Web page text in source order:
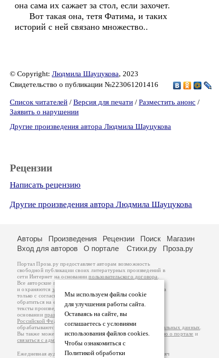
она сама их сажает за стол, если захочет.
Вот такая она, тетя Фатима, и таких
историй с ней связано множество..
© Copyright: Людмила Шауцукова, 2023
Свидетельство о публикации №223061201416
Список читателей / Версия для печати / Разместить анонс /
Заявить о нарушении
Другие произведения автора Людмила Шауцукова
Рецензии
Написать рецензию
Другие произведения автора Людмила Шауцукова
Мы используем файлы cookie
для улучшения работы сайта.
Оставаясь на сайте, вы
соглашаетесь с условиями
использования файлов cookies.
Чтобы ознакомиться с
Политикой обработки
Авторы Произведения Рецензии Поиск
Магазин
Вход для авторов
О портале Стихи.ру Проза.ру
Портал Проза.ру предоставляет авторам возможность
свободной публикации своих литературных произведений в
сети Интернет на основаниипользовательского договора
Все авторские права на произведения принадлежат авторам
и охраняются законом
. Перепечатка произведений возможна
только с согласия его автора, к которому вы можете
обратиться на его авторской странице. Ответственность за
тексты произведений авторы несут самостоятельно на
основанииправил публикацииизаконодательства
Российской Федерации
обрабатываются на основанииПолитики обработки персональных данных
Вы также можете посмотреть более подробнуюинформацию о портале и
связаться с администрацией
Ежедневная аудитория портала Проза.ру – порядка 100 тысяч